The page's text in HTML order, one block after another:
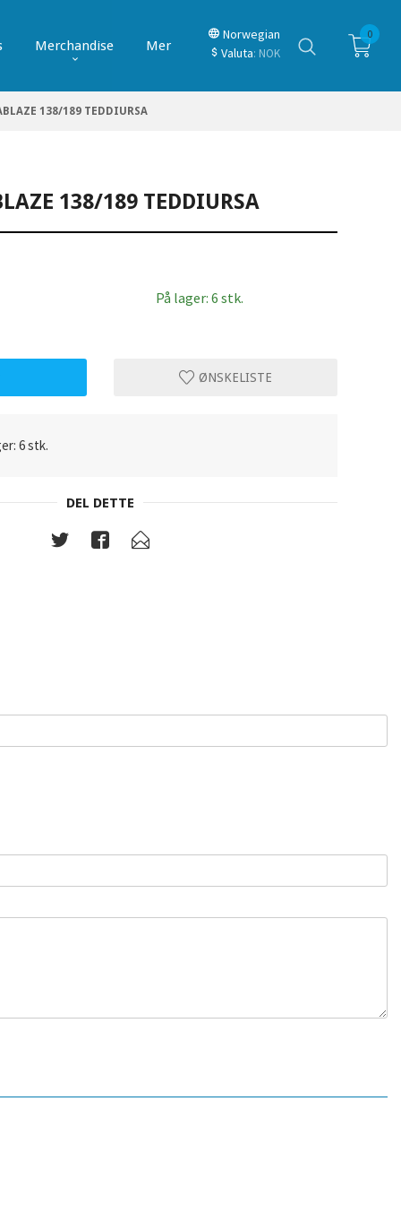
Merchandise Mer
Norwegian
Valuta: NOK
0
138/189 TEDDIURSA
138/189 TEDDIURSA
På lager: 6 stk.
ØNSKELISTE
6 stk.
DEL DETTE